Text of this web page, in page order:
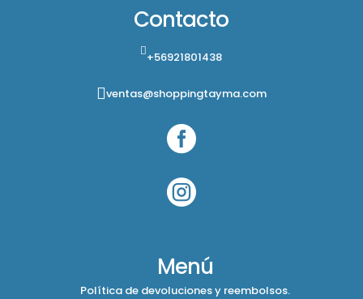
Contacto
+56921801438
ventas@shoppingtayma.com


Menú
Política de devoluciones y reembolsos.